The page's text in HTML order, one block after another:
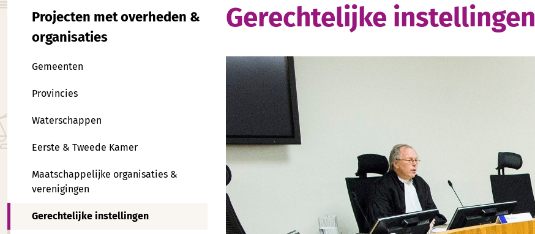
Projecten met overheden &
organisaties
Gemeenten
Provincies
Waterschappen
Eerste & Tweede Kamer
Maatschappelijke organisaties &
verenigingen
Gerechtelijke instellingen
Gerechtelijke instellingen